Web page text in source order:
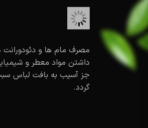
مصرف مام ها و
داشتن مواد معطر و
جز آسیب به بافت لباس
گردد.